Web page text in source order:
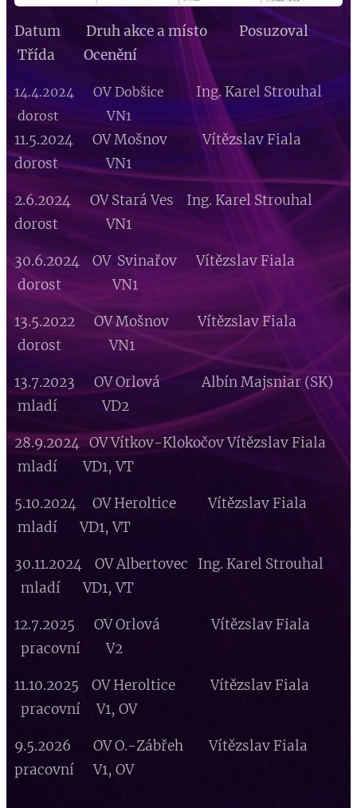
Datum Druh akce a místo Posuzoval
Třída Ocenění
14.4.2024 OV Dobšice Ing. Karel Strouhal
dorost VN1
11.5.2024 OV Mošnov Vítězslav Fiala
dorost VN1
2.6.2024 OV Stará Ves Ing. Karel Strouhal
dorost VN1
30.6.2024 OV Svinařov Vítězslav Fiala
dorost VN1
13.5.2022 OV Mošnov Vítězslav Fiala
dorost VN1
13.7.2023 OV Orlová Albín Majsniar (SK)
mladí VD2
28.9.2024 OV Vítkov-Klokočov Vítězslav Fiala
mladí VD1, VT
5.10.2024 OV Heroltice Vítězslav Fiala
mladí VD1, VT
30.11.2024 OV Albertovec Ing. Karel Strouhal
mladí VD1, VT
12.7.2025 OV Orlová Vítězslav Fiala
pracovní V2
11.10.2025 OV Heroltice Vítězslav Fiala
pracovní V1, OV
9.5.2026 OV O.-Zábřeh Vítězslav Fiala
pracovní V1, OV